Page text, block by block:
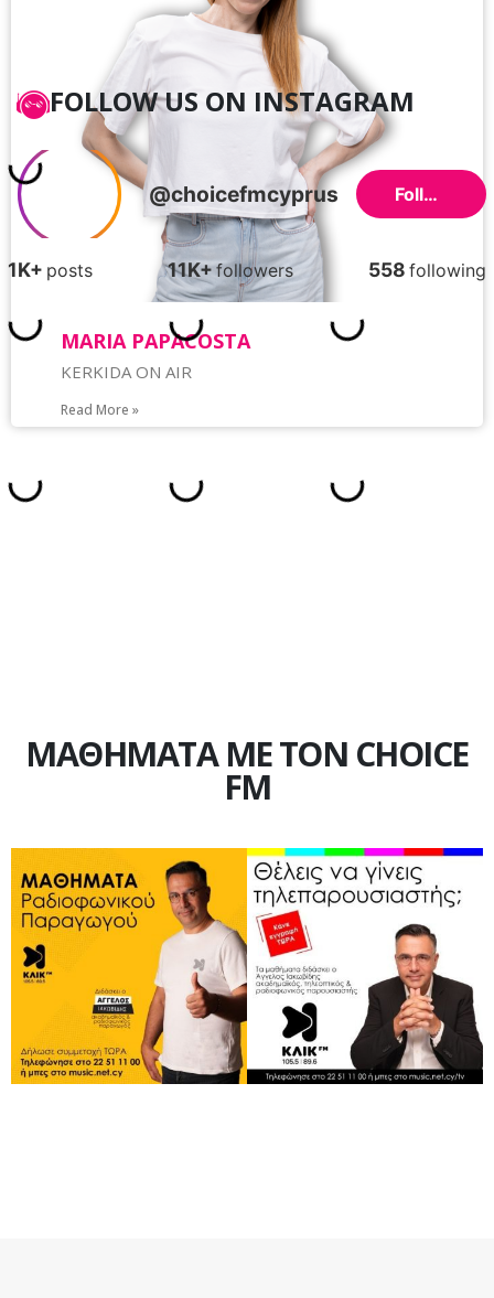
MARIA PAPACOSTA
KERKIDA ON AIR
Read More »
FOLLOW US ON INSTAGRAM
ΜΑΘΗΜΑΤΑ ΜΕ ΤΟΝ CHOICE
FM